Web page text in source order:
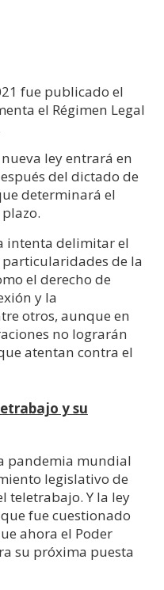
fue publicado el
el Régimen Legal
ley entrará en
del dictado de
determinará el
intenta delimitar el
de la
el derecho de
y la
otros, aunque en
no lograrán
atentan contra el
y su
pandemia mundial
legislativo de
teletrabajo. Y la ley
fue cuestionado
ahora el Poder
su próxima puesta